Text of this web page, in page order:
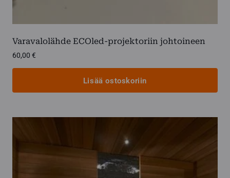
Varavalolähde ECOled-projektoriin johtoineen
60,00 €
Lisää ostoskoriin